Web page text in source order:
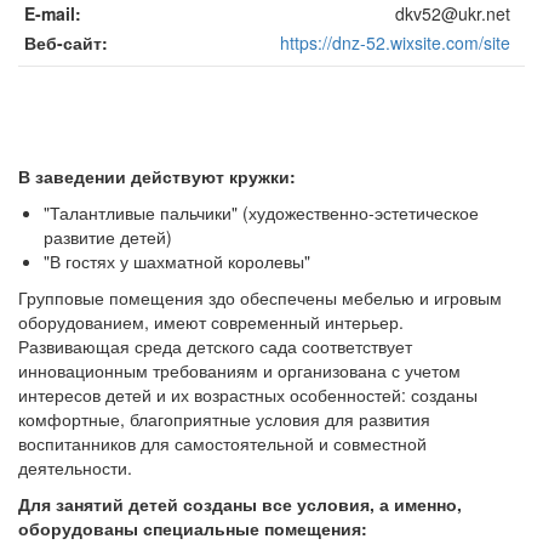
E-mail
dkv52@ukr.net
Веб-сайт
https://dnz-52.wixsite.com/site
В заведении действуют кружки:
"Талантливые пальчики" (художественно-эстетическое
развитие детей)
"В гостях у шахматной королевы"
Групповые помещения здо обеспечены мебелью и игровым
оборудованием, имеют современный интерьер.
Развивающая среда детского сада соответствует
инновационным требованиям и организована с учетом
интересов детей и их возрастных особенностей: созданы
комфортные, благоприятные условия для развития
воспитанников для самостоятельной и совместной
деятельности.
Для занятий детей созданы все условия, а именно,
оборудованы специальные помещения: